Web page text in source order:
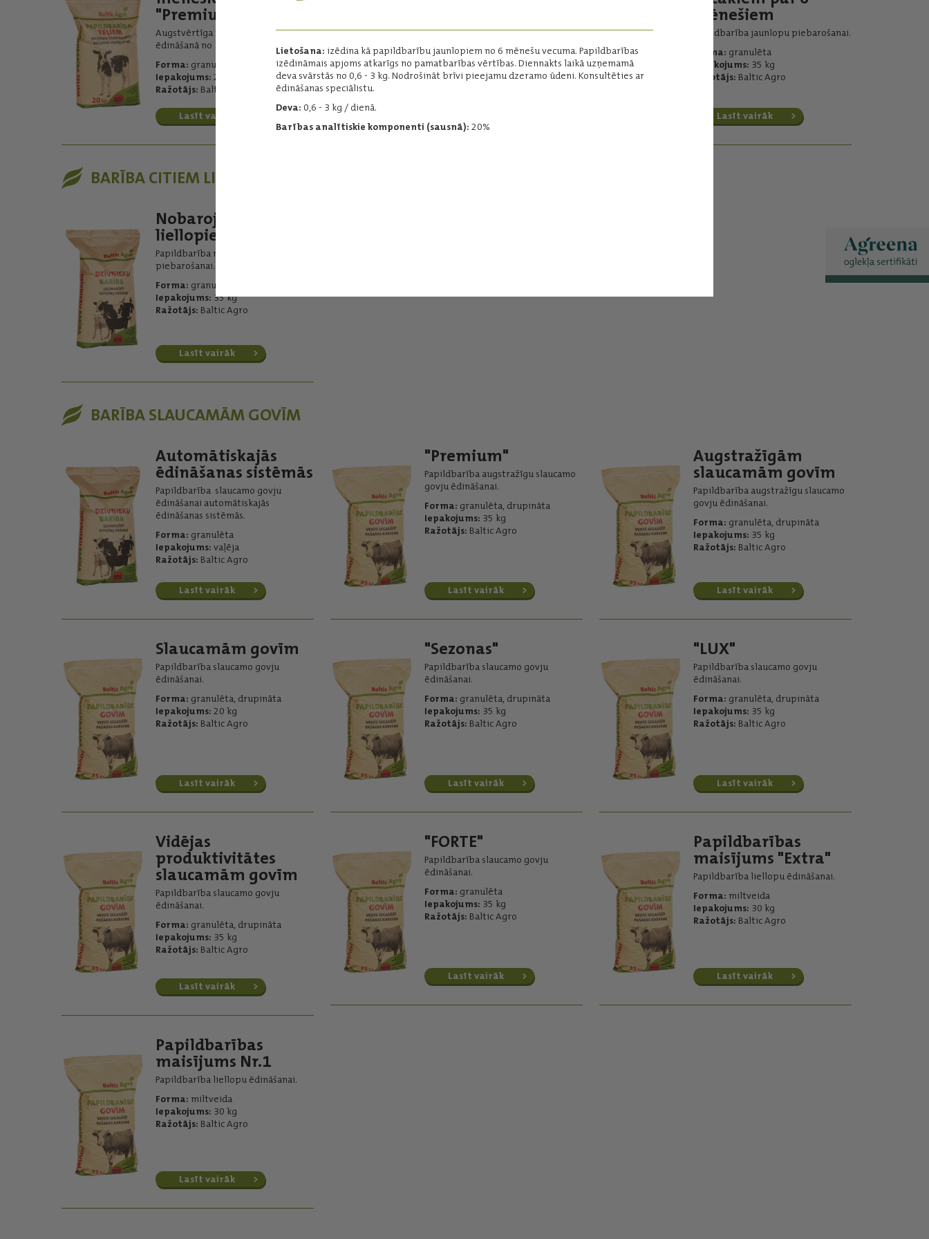
Lietošana: izēdina kā papildbarību jaunlopiem no 6 mēnešu vecuma. Papildbarības
izēdināmais apjoms atkarīgs no pamatbarības vērtības. Diennakts laikā uzņemamā
deva svārstās no 0,6 - 3 kg. Nodrošināt brīvi pieejamu dzeramo ūdeni. Konsultēties ar
ēdināšanas speciālistu.
Deva: 0,6 - 3 kg / dienā.
Barības analītiskie komponenti (sausnā): 20%
"Premium"
Augstvērtīga papildbarība teļu
ēdināšanā no 3 dienu vecuma
Forma: granulēta
Iepakojums: 20 kg
Ražotājs: Baltic Agro
Lasīt vairāk
Iepakojums: 10 kg, 35 kg
Ražotājs:Baltic Agro
mēnešiem
Papildbarība jaunlopu piebarošanai.
Forma: granulēta
Iepakojums: 35 kg
Ražotājs: Baltic Agro
Lasīt vairāk
BARĪBA CITIEM LIELLOPIEM
Nobarojamiem
liellopiem
Papildbarība nobarojamo liellopu
piebarošanai.
Forma: granulēta
Iepakojums: 35 kg
Ražotājs: Baltic Agro
Lasīt vairāk
BARĪBA SLAUCAMĀM GOVĪM
Automātiskajās
ēdināšanas sistēmās
Papildbarība slaucamo govju
ēdināšanai automātiskajās
ēdināšanas sistēmās.
Forma: granulēta
Iepakojums: vaļēja
Ražotājs: Baltic Agro
Lasīt vairāk
"Premium"
Papildbarība augstražīgu slaucamo
govju ēdināšanai.
Forma: granulēta, drupināta
Iepakojums: 35 kg
Ražotājs: Baltic Agro
Lasīt vairāk
Augstražīgām
slaucamām govīm
Papildbarība augstražīgu slaucamo
govju ēdināšanai.
Forma: granulēta, drupināta
Iepakojums: 35 kg
Ražotājs: Baltic Agro
Lasīt vairāk
Slaucamām govīm
Papildbarība slaucamo govju
ēdināšanai.
Forma: granulēta, drupināta
Iepakojums: 20 kg
Ražotājs: Baltic Agro
Lasīt vairāk
"Sezonas"
Papildbarība slaucamo govju
ēdināšanai.
Forma: granulēta, drupināta
Iepakojums: 35 kg
Ražotājs: Baltic Agro
Lasīt vairāk
"LUX"
Papildbarība slaucamo govju
ēdināšanai.
Forma: granulēta, drupināta
Iepakojums: 35 kg
Ražotājs: Baltic Agro
Lasīt vairāk
Vidējas
produktivitātes
slaucamām govīm
Papildbarība slaucamo govju
ēdināšanai.
Forma: granulēta, drupināta
Iepakojums: 35 kg
Ražotājs: Baltic Agro
Lasīt vairāk
"FORTE"
Papildbarība slaucamo govju
ēdināšanai.
Forma: granulēta
Iepakojums: 35 kg
Ražotājs: Baltic Agro
Lasīt vairāk
Papildbarības
maisījums "Extra"
Papildbarība liellopu ēdināšanai.
Forma: miltveida
Iepakojums: 30 kg
Ražotājs: Baltic Agro
Lasīt vairāk
Papildbarības
maisījums Nr.1
Papildbarība liellopu ēdināšanai.
Forma: miltveida
Iepakojums: 30 kg
Ražotājs: Baltic Agro
Lasīt vairāk